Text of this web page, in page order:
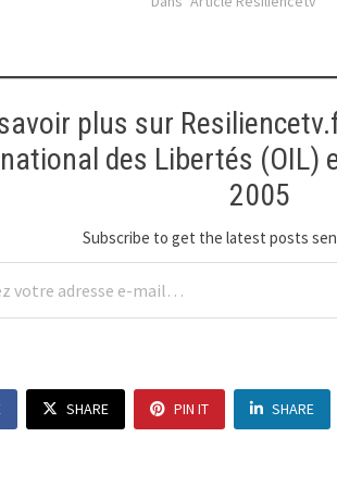
: les Etats,
outrance,
plus sur
des Libertés (OIL)
2005
Subscribe to get the latest posts
SHARE PIN IT SHARE